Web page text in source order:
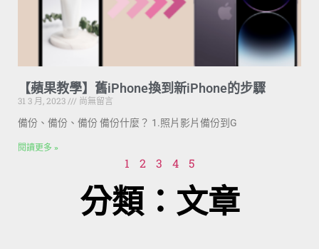
【蘋果教學】舊iPhone換到新iPhone的步驟
31 3 月, 2023
尚無留言
備份、備份、備份 備份什麼？ 1.照片影片備份到G
閱讀更多 »
1 2 3 4 5
分類：文章